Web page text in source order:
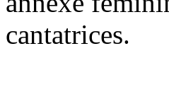
cantatrices.